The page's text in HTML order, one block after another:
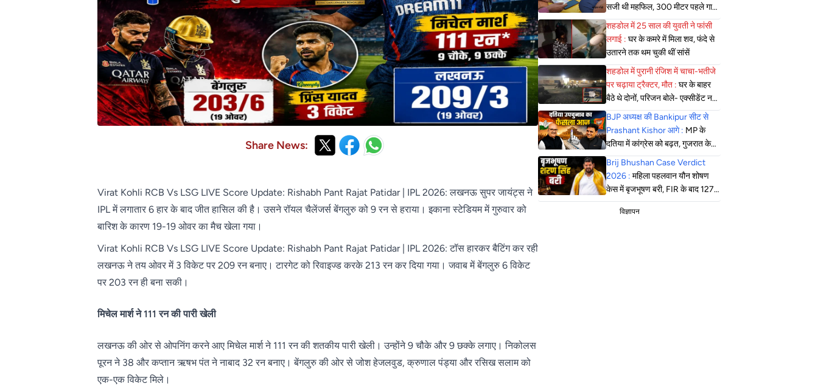
Share News:
Virat Kohli RCB Vs LSG LIVE Score Update: Rishabh Pant Rajat Patidar | IPL 2026: लखनऊ सुपर जायंट्स ने
IPL में लगातार 6 हार के बाद जीत हासिल की है। उसने रॉयल चैलेंजर्स बेंगलुरु को 9 रन से हराया। इकाना स्टेडियम में गुरुवार को
बारिश के कारण 19-19 ओवर का मैच खेला गया।
Virat Kohli RCB Vs LSG LIVE Score Update: Rishabh Pant Rajat Patidar | IPL 2026: टॉस हारकर बैटिंग कर रही
लखनऊ ने तय ओवर में 3 विकेट पर 209 रन बनाए। टारगेट को रिवाइज्ड करके 213 रन कर दिया गया। जवाब में बेंगलुरु 6 विकेट
पर 203 रन ही बना सकी।
मिचेल मार्श ने 111 रन की पारी खेली
लखनऊ की ओर से ओपनिंग करने आए मिचेल मार्श ने 111 रन की शतकीय पारी खेली। उन्होंने 9 चौके और 9 छक्के लगाए। निकोलस
पूरन ने 38 और कप्तान ऋषभ पंत ने नाबाद 32 रन बनाए। बेंगलुरु की ओर से जोश हेजलवुड, क्रुणाल पंड्या और रसिख सलाम को
एक-एक विकेट मिले।
सजी थी महफिल, 300 मीटर पहले गाड़ी
खड़ी कर पैदल पहुंची पुलिस
शहडोल में 25 साल की युवती ने फांसी
लगाई : घर के कमरे में मिला शव, फंदे से
उतारने तक थम चुकी थीं सांसें
शहडोल में पुरानी रंजिश में चाचा-भतीजे
पर चढ़ाया ट्रैक्टर, मौत : घर के बाहर
बैठे थे दोनों, परिजन बोले- एक्सीडेंट नहीं,
सोची-समझी हत्या; एसपी बोले- दबिश
जारी
BJP अध्यक्ष की Bankipur सीट से
Prashant Kishor आगे : MP के
दतिया में कांग्रेस को बढ़त, गुजरात के
मंजलपुर में भाजपा की जीत लगभग तय
Brij Bhushan Case Verdict
2026 : महिला पहलवान यौन शोषण
केस में बृजभूषण बरी, FIR के बाद 127
सुनवाई, कोर्ट ने सुनाया फैसला
विज्ञापन